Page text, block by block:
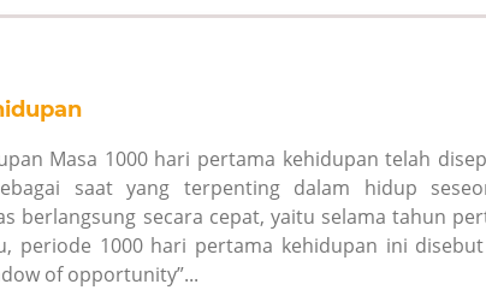
Masa 1000 hari pertama kehidupan telah
saat yang terpenting dalam hidup
berlangsung secara cepat, yaitu selama tahun
periode 1000 hari pertama kehidupan ini
of opportunity”...